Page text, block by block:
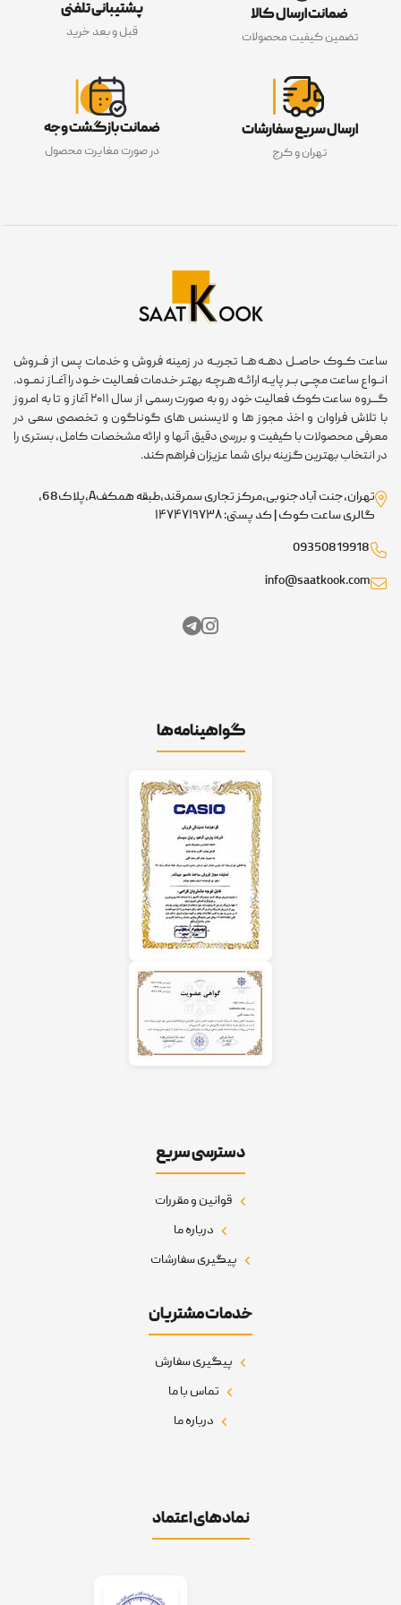
ضمانت ارسال کالا
تضمین کیفیت محصولات
پشتیبانی تلفنی
قبل و بعد خرید
ارسال سریع سفارشات
تهران و کرج
ضمانت بازگشت وجه
در صورت مغایرت محصول
کــوک حاصــل دهــه هــا تجربــه در زمینه فروش و خدمات پـس از فــروش
ساعت مچــی بــر پایــه ارائــه هـرچـه بهتـر خـدمات فعـالیت خــود را آغــاز نمــود.
گـــروه ساعت کوک فعالیت خود رو به صورت رسمی از سال ۲۰۱۱ آغاز و تا به امروز
تلاش فراوان و اخذ مجوز ها و لایسنس های گوناگون و تخصصی سعی در
محصولات با کیفیت و بررسی دقیق آنها و ارائه مشخصات کامل، بستری را
انتخاب بهترین گزینه برای شما عزیزان فراهم کند.
تهران،جنت آبادجنوبی،مرکز تجاری سمرقند،طبقه همکفA،پلاک68،
گالری ساعت کوک | کد پستی: ۱۴۷۴۷۱۹۷۳۸
09350819918
info@saatkook.com
گواهینامه‌ها
دسترسی سریع
قوانین و مقررات
درباره ما
پیگیری سفارشات
خدمات مشتریان
پیگیری سفارش
تماس با ما
درباره ما
نمادهای اعتماد